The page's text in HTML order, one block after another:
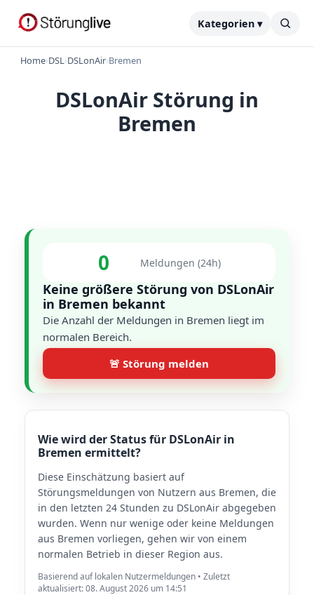
Kategorien ▾
Home›DSL›DSLonAir›Bremen
DSLonAir Störung in
Bremen
0 Meldungen (24h)
Keine größere Störung von DSLonAir
in Bremen bekannt
Die Anzahl der Meldungen in Bremen liegt im
normalen Bereich.
🚨 Störung melden
Wie wird der Status für DSLonAir in
Bremen ermittelt?
Diese Einschätzung basiert auf
Störungsmeldungen von Nutzern aus Bremen, die
in den letzten 24 Stunden zu DSLonAir abgegeben
wurden. Wenn nur wenige oder keine Meldungen
aus Bremen vorliegen, gehen wir von einem
normalen Betrieb in dieser Region aus.
Basierend auf lokalen Nutzermeldungen • Zuletzt
aktualisiert: 08. August 2026 um 14:51